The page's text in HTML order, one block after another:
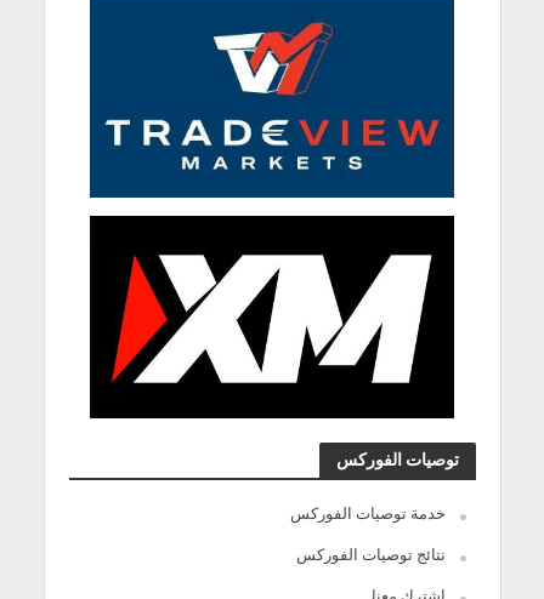
توصيات الفوركس
خدمة توصيات الفوركس
نتائج توصيات الفوركس